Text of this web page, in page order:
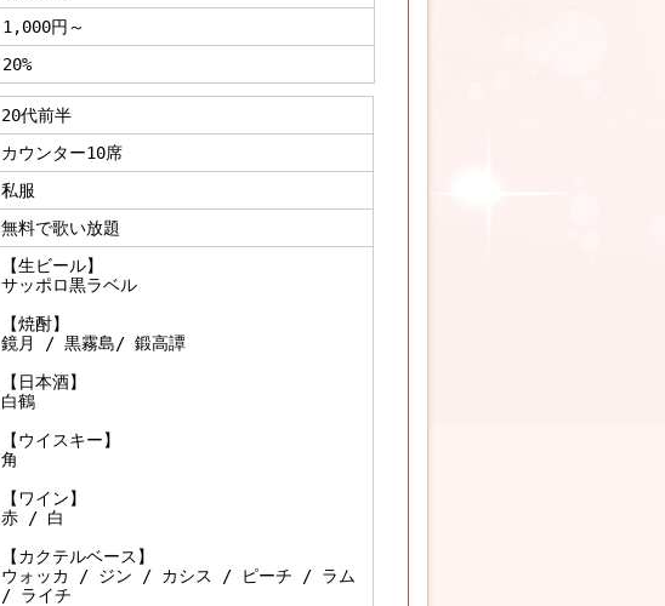
1,000円～
20%
20代前半
カウンター10席
私服
無料で歌い放題
【生ビール】
サッポロ黒ラベル
【焼酎】
鏡月 / 黒霧島/ 鍛高譚
【日本酒】
白鶴
【ウイスキー】
角
【ワイン】
赤 / 白
【カクテルベース】
ウォッカ / ジン / カシス / ピーチ / ラム
/ ライチ